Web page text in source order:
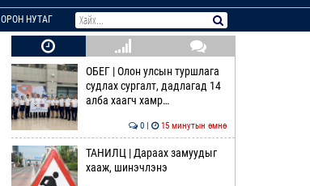
ОРОН НУТАГ
ОБЕГ | Олон улсын туршлага
судлах сургалт, дадлагад 14
алба хаагч хамр…
0 | 15 минутын өмнө
ТАНИЛЦ | Дараах замуудыг
хааж, шинэчлэнэ